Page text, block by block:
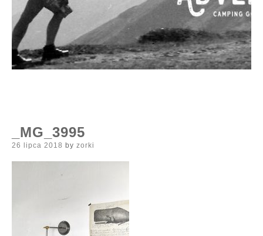
_MG_3995
Posted
26 lipca 2018 by zorki